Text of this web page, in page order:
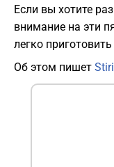
Если вы хотите
внимание на эти
легко
Об этом пишет